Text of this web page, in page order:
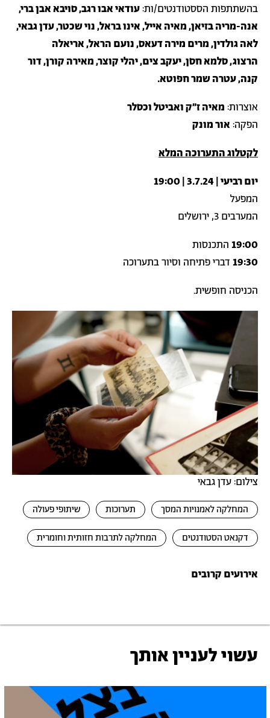
בהשתתפות הססטודנטים/ות:עודאי אבו רגב, סויבא אבן ברי,
אנה-מריה בזיאן, מאיה אייל, אינו בראל, נוי שכטר, עדן גבאי,
לאה גולדין, מרים מירה דעאס, נועם הראל, אריאלה
הרצוג, סלמא חסן, יעקב צים, יהלי קוצר, מאירה קורן, דור
קנה, עטרה שמר חפוטא.
אוצרות: מאיה ז"ק ואביטל וכסלר
הפקה: אור מונק
לקטלוג התערוכה המלא
יום רביעי | 3.7.24 | 19:00
המפעל
המערבים 3, ירושלים
19:00 התכנסות
19:30 דברי פתיחה וסיור בתערוכה
הכניסה חופשית.
צילום: עדן גבאי
המחלקה לאמנויות המסך תערוכות שיתופי פעולה
דקנאט הסטודנטים המחלקה לתרבות חזותית וחומרית
אירועים קרובים
עשוי לעניין אותך